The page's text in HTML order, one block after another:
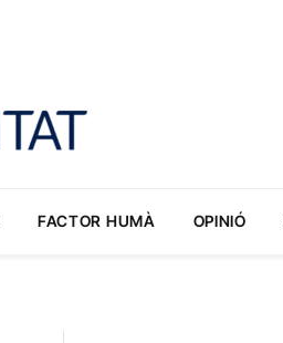
FACTOR HUMÀ OPINIÓ